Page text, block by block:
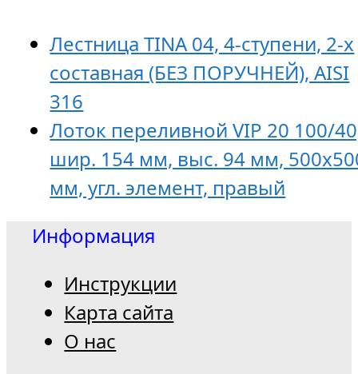
Лестница TINA 04, 4-ступени, 2-х
составная (БЕЗ ПОРУЧНЕЙ), AISI
316
Лоток переливной VIP 20 100/
шир. 154 мм, выс. 94 мм,
мм, угл. элемент, правый
Информация
Инструкции
Карта сайта
О нас